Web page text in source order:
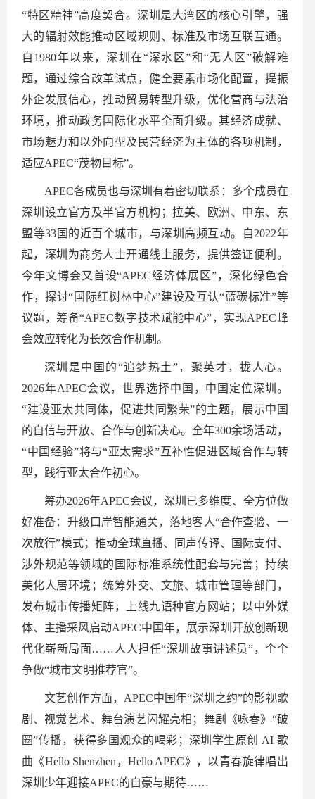
“特区精神”高度契合。深圳是大湾区的核心引擎，强
大的辐射效能推动区域规则、标准及市场互联互通。
自1980年以来，深圳在“深水区”和“无人区”破解难
题，通过综合改革试点，健全要素市场化配置，提振
外企发展信心，推动贸易转型升级，优化营商与法治
环境，推动政务国际化水平全面升级。其经济成就、
市场魅力和以外向型及民营经济为主体的各项机制，
适应APEC“茂物目标”。
APEC各成员也与深圳有着密切联系：多个成员在
深圳设立官方及半官方机构；拉美、欧洲、中东、东
盟等33国的近百个城市，与深圳高频互动。自2022年
起，深圳为商务人士开通线上服务，提供签证便利。
今年文博会又首设“APEC经济体展区”，深化绿色合
作，探讨“国际红树林中心”建设及互认“蓝碳标准”等
议题，筹备“APEC数字技术赋能中心”，实现APEC峰
会效应转化为长效合作机制。
深圳是中国的“追梦热土”，聚英才，拢人心。
2026年APEC会议，世界选择中国，中国定位深圳。
“建设亚太共同体，促进共同繁荣”的主题，展示中国
的自信与开放、合作与创新决心。全年300余场活动，
“中国经验”将与“亚太需求”互补性促进区域合作与转
型，践行亚太合作初心。
筹办2026年APEC会议，深圳已多维度、全方位做
好准备：升级口岸智能通关，落地客人“合作查验、一
次放行”模式；推动全球直播、同声传译、国际支付、
涉外规范等领域的国际标准系统性配套与完善；持续
美化人居环境；统筹外交、文旅、城市管理等部门，
发布城市传播矩阵，上线九语种官方网站；以中外媒
体、主播采风启动APEC中国年，展示深圳开放创新现
代化崭新局面……人人担任“深圳故事讲述员”，个个
争做“城市文明推荐官”。
文艺创作方面，APEC中国年“深圳之约”的影视歌
剧、视觉艺术、舞台演艺闪耀亮相；舞剧《咏春》“破
圈”传播，获得多国观众的喝彩；深圳学生原创 AI 歌
曲《Hello Shenzhen，Hello APEC》，以青春旋律唱出
深圳少年迎接APEC的自豪与期待……